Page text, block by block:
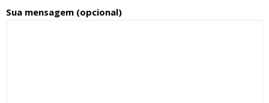
Sua mensagem (opcional)